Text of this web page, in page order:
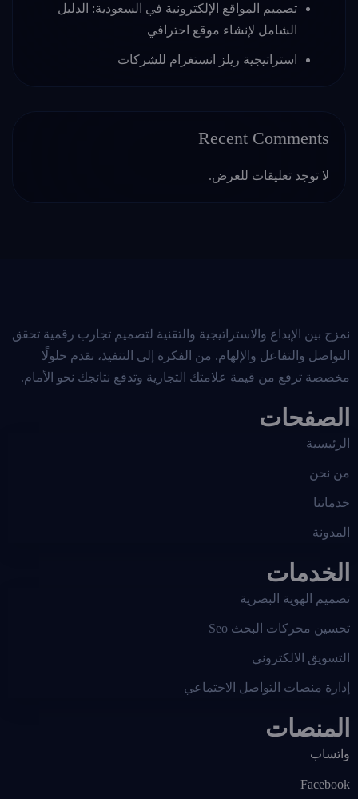
تصميم المواقع الإلكترونية في السعودية: الدليل
الشامل لإنشاء موقع احترافي
استراتيجية ريلز انستغرام للشركات
Recent Comments
لا توجد تعليقات للعرض.
نمزج بين الإبداع والاستراتيجية والتقنية لتصميم تجارب رقمية تحقق
التواصل والتفاعل والإلهام. من الفكرة إلى التنفيذ، نقدم حلولًا
مخصصة ترفع من قيمة علامتك التجارية وتدفع نتائجك نحو الأمام.
الصفحات
الرئيسية
من نحن
خدماتنا
المدونة
الخدمات
تصميم الهوية البصرية
تحسين محركات البحث Seo
التسويق الالكتروني
إدارة منصات التواصل الاجتماعي
المنصات
واتساب
Facebook